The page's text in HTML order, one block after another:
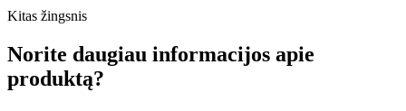
Kitas žingsnis
Norite daugiau informacijos apie
produktą?